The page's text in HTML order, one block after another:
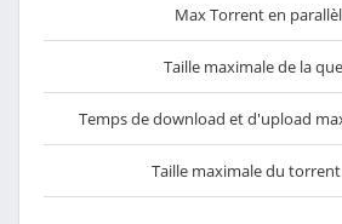
Max Torrent en
Taille maximale de la
Temps de download et d'upload
Taille maximale du